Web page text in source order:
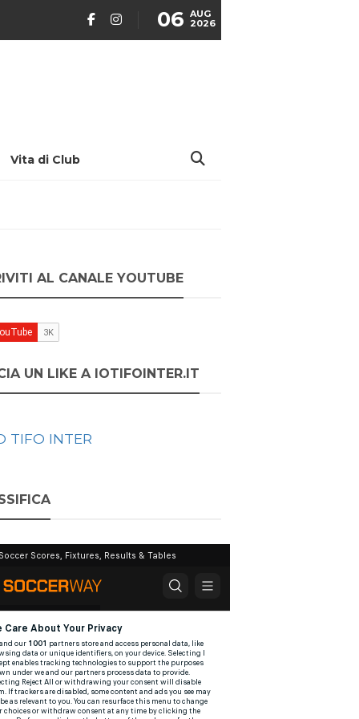
06 AUG
2026
Vita di Club
AL CANALE YOUTUBE
UN LIKE A IOTIFOINTER.IT
TIFO INTER